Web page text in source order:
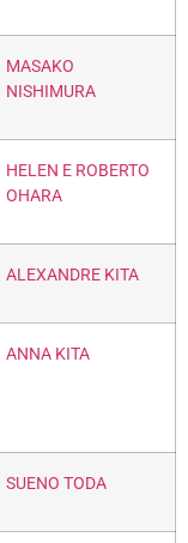
MASAKO
NISHIMURA
HELEN E ROBERTO
OHARA
ALEXANDRE KITA
ANNA KITA
SUENO TODA